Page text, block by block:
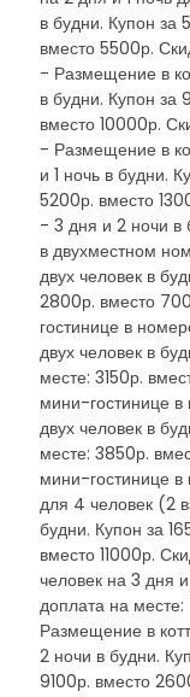
в будни. Купон за
вместо 5500р.
- Размещение в
в будни. Купон за
вместо 10000р.
- Размещение в
и 1 ночь в будни.
5200р. вместо
- 3 дня и 2 ночи в
в двухместном
двух человек в
2800р. вместо
гостинице в
двух человек в
месте: 3150р.
мини-гостинице
двух человек в
месте: 3850р.
мини-гостинице
для 4 человек (2
будни. Купон за
вместо 11000р.
человек на 3 дня
доплата на
Размещение в
2 ночи в будни.
9100р. вместо